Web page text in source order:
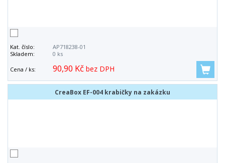
Kat. číslo:
AP718238-01
Skladem:
0 ks
Cena / ks: 90,90 Kč bez DPH
CreaBox EF-004 krabičky na zakázku